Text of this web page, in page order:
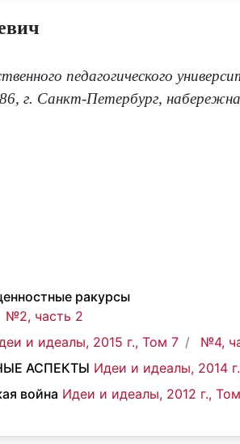
педагогического
г. Санкт-Петербург,
ракурсы
№2, часть 2
и идеалы, 2015 г., Том 7
№4,
АСПЕКТЫ Идеи и идеалы, 2014
война Идеи и идеалы, 2012 г.,